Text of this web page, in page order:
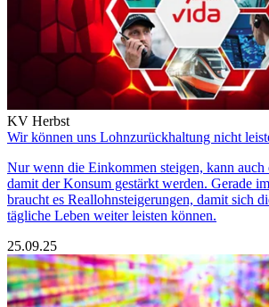
KV Herbst
Wir können uns Lohnzurückhaltung nicht
Nur wenn die Einkommen steigen, kann
damit der Konsum gestärkt werden. Gerade
braucht es Reallohnsteigerungen, damit sich
tägliche Leben weiter leisten können.
25.09.25